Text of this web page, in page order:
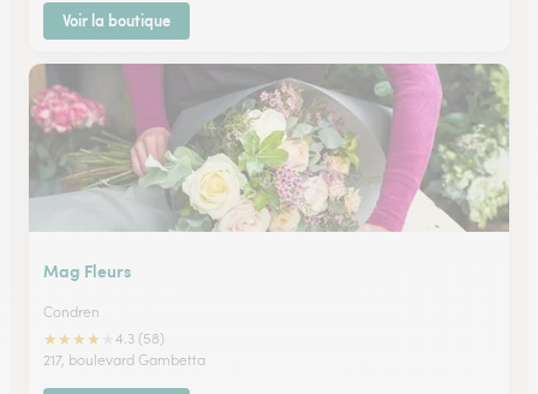
Voir la boutique
Mag Fleurs
Condren
★★★★
4.3 (58)
217, boulevard Gambetta